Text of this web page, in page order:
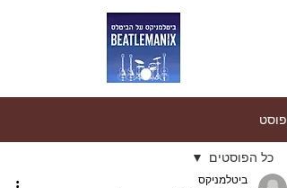
פוסט
כל הפוסטים
ביטלמניקס